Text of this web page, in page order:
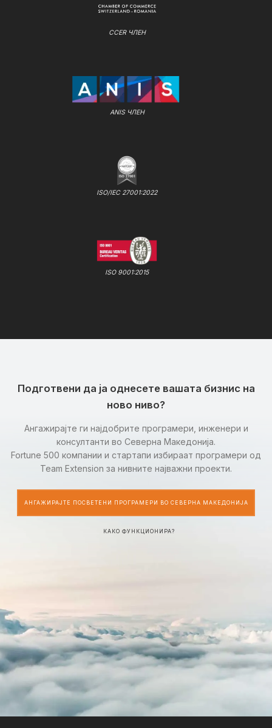
CCER ЧЛЕН
ANIS ЧЛЕН
ISO/IEC 27001:2022
ISO 9001:2015
Подготвени да ја однесете вашата бизнис на
ново ниво?
Ангажирајте ги најдобрите програмери, инженери и
консултанти во Северна Македонија.
Fortune 500 компании и стартапи избираат програмери од
Team Extension за нивните најважни проекти.
АНГАЖИРАЈТЕ ПОСВЕТЕНИ ПРОГРАМЕРИ ВО СЕВЕРНА МАКЕДОНИЈА
КАКО ФУНКЦИОНИРА?